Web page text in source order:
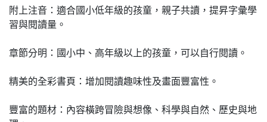
附上注音：適合國小低年級的孩童，親子共讀，提昇字彙學
習與閱讀量。
章節分明：國小中、高年級以上的孩童，可以自行閱讀。
精美的全彩書頁：增加閱讀趣味性及畫面豐富性。
豐富的題材：內容橫跨冒險與想像、科學與自然、歷史與地